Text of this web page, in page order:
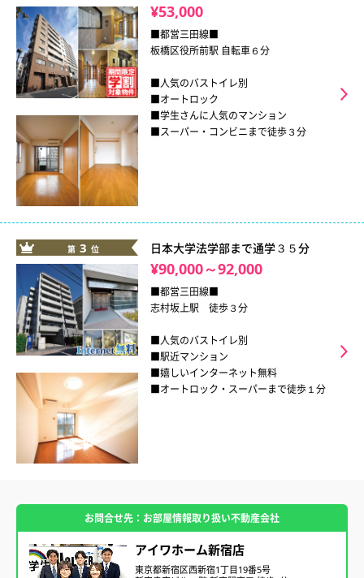
¥53,000
■都営三田線■
板橋区役所前駅 自転車６分
■人気のバストイレ別
■オートロック
■学生さんに人気のマンション
■スーパー・コンビニまで徒歩３分
第 3 位 日本大学法学部まで通学３５分
¥90,000～92,000
■都営三田線■
志村坂上駅 徒歩３分
■人気のバストイレ別
■駅近マンション
■嬉しいインターネット無料
■オートロック・スーパーまで徒歩１分
お問合せ先：お部屋情報取り扱い不動産会社
アイワホーム新宿店
東京都新宿区西新宿1丁目19番5号